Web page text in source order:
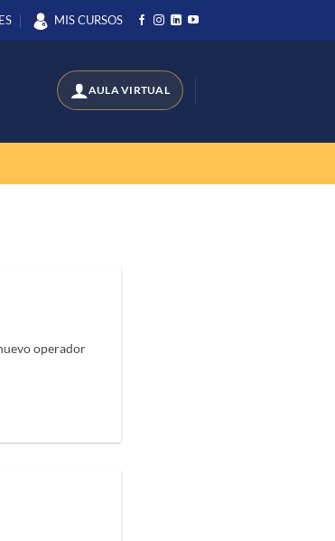
MIS CURSOS
operador